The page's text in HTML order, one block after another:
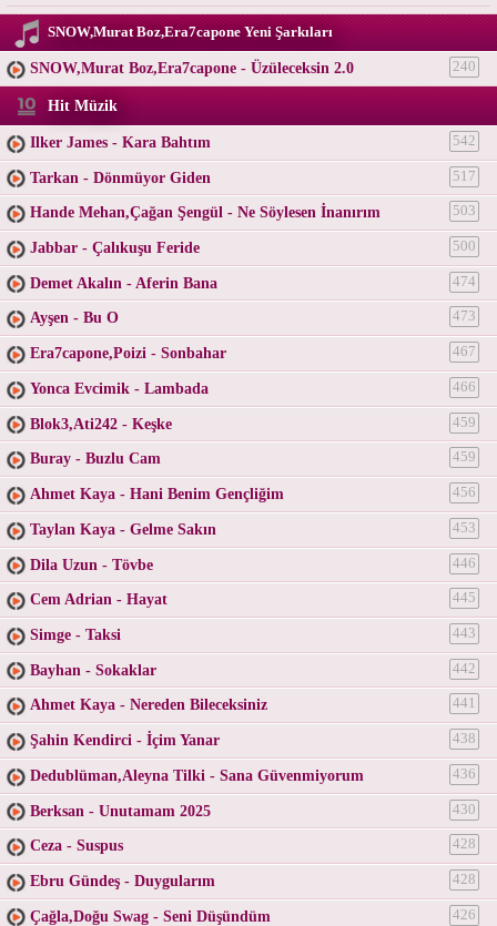
SNOW,Murat Boz,Era7capone Yeni Şarkıları
SNOW,Murat Boz,Era7capone - Üzüleceksin 2.0 240
Hit Müzik
Ilker James - Kara Bahtım 542
Tarkan - Dönmüyor Giden 517
Hande Mehan,Çağan Şengül - Ne Söylesen İnanırım 503
Jabbar - Çalıkuşu Feride 500
Demet Akalın - Aferin Bana 474
Ayşen - Bu O 473
Era7capone,Poizi - Sonbahar 467
Yonca Evcimik - Lambada 466
Blok3,Ati242 - Keşke 459
Buray - Buzlu Cam 459
Ahmet Kaya - Hani Benim Gençliğim 456
Taylan Kaya - Gelme Sakın 453
Dila Uzun - Tövbe 446
Cem Adrian - Hayat 445
Simge - Taksi 443
Bayhan - Sokaklar 442
Ahmet Kaya - Nereden Bileceksiniz 441
Şahin Kendirci - İçim Yanar 438
Dedublüman,Aleyna Tilki - Sana Güvenmiyorum 436
Berksan - Unutamam 2025 430
Ceza - Suspus 428
Ebru Gündeş - Duygularım 428
Çağla,Doğu Swag - Seni Düşündüm 426